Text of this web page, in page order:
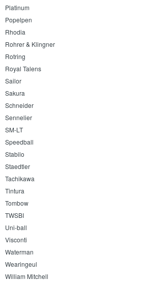
Platinum
Popelpen
Rhodia
Rohrer & Klingner
Rotring
Royal Talens
Sailor
Sakura
Schneider
Sennelier
SM-LT
Speedball
Stabilo
Staedtler
Tachikawa
Tintura
Tombow
TWSBI
Uni-ball
Visconti
Waterman
Wearingeul
William Mitchell